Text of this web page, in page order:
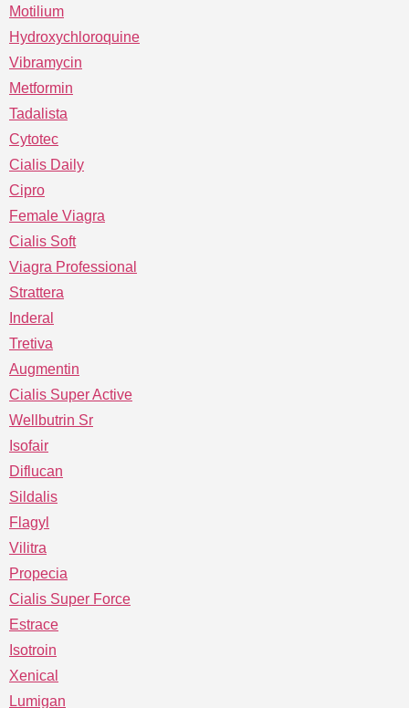
Motilium
Hydroxychloroquine
Vibramycin
Metformin
Tadalista
Cytotec
Cialis Daily
Cipro
Female Viagra
Cialis Soft
Viagra Professional
Strattera
Inderal
Tretiva
Augmentin
Cialis Super Active
Wellbutrin Sr
Isofair
Diflucan
Sildalis
Flagyl
Vilitra
Propecia
Cialis Super Force
Estrace
Isotroin
Xenical
Lumigan